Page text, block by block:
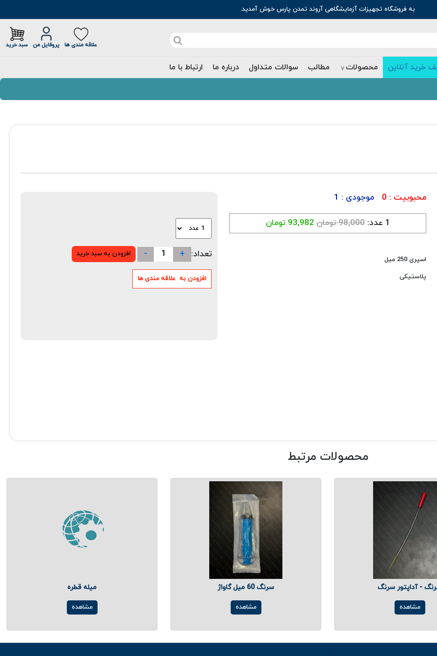
به فروشگاه تجهیزات آزمایشگاهی آروند تمدن پارس خوش آمدید.
علاقه مندی ها پروفایل من سبد خرید
خرید آنلاین محصولات مطالب سوالات متداول درباره ما ارتباط با ما
محبوبیت : 0 موجودی : 1
1 عدد: 98,000 تومان 93,982 تومان
اسپری 250 میل
پلاستیکی
تعداد: +
-
محصولات مرتبط
میله قطره
مشاهده
سرنگ 60 میل گاواژ
مشاهده
- آداپتور سرنگ
مشاهده